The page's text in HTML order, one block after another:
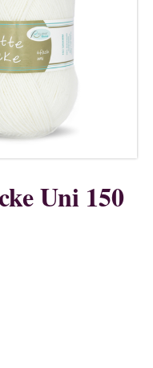
Uni 150